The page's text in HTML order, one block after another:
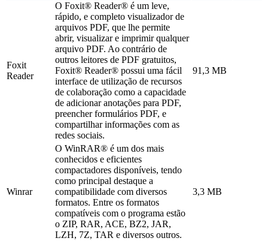
Foxit
Reader
O Foxit® Reader® é um leve,
rápido, e completo visualizador de
arquivos PDF, que lhe permite
abrir, visualizar e imprimir qualquer
arquivo PDF. Ao contrário de
outros leitores de PDF gratuitos,
Foxit® Reader® possui uma fácil
interface de utilização de recursos
de colaboração como a capacidade
de adicionar anotações para PDF,
preencher formulários PDF, e
compartilhar informações com as
redes sociais.
91,3 MB
Winrar
O WinRAR® é um dos mais
conhecidos e eficientes
compactadores disponíveis, tendo
como principal destaque a
compatibilidade com diversos
formatos. Entre os formatos
compatíveis com o programa estão
o ZIP, RAR, ACE, BZ2, JAR,
LZH, 7Z, TAR e diversos outros.
3,3 MB